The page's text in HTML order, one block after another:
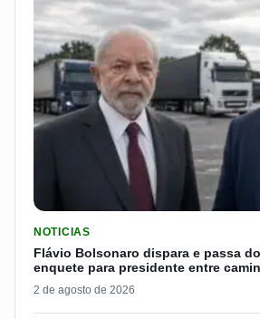
NOTICIAS
Flávio Bolsonaro dispara e passa
enquete para presidente entre
2 de agosto de 2026